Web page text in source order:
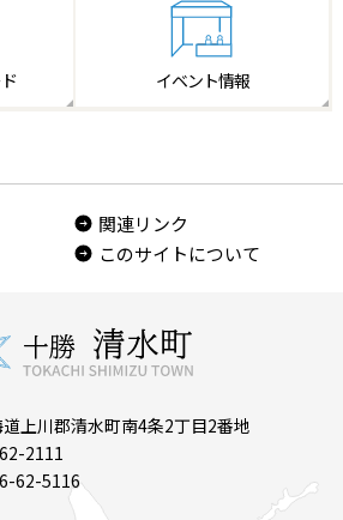
イベント情報
関連リンク
このサイトについて
上川郡清水町南4条2丁目2番地
2111
62-5116